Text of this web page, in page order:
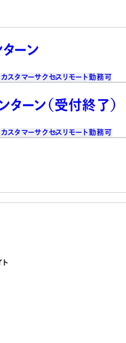
ーン
カスタマーサクセス リモート勤務可
ーン（受付終了）
カスタマーサクセス リモート勤務可